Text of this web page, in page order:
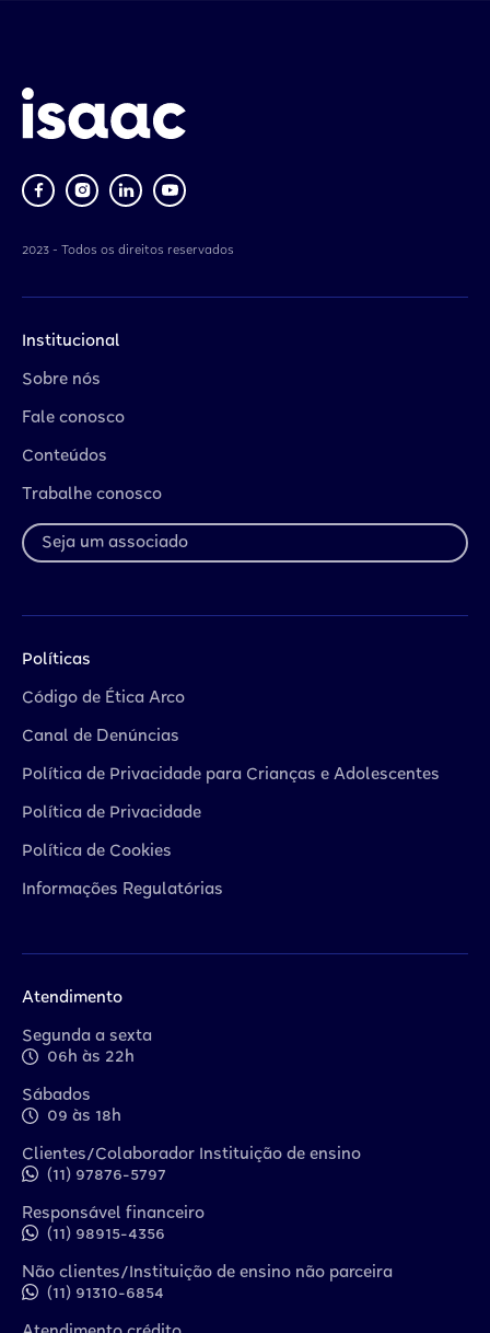
2023 - Todos os direitos reservados
Institucional
Sobre nós
Fale conosco
Conteúdos
Trabalhe conosco
Seja um associado
Políticas
Código de Ética Arco
Canal de Denúncias
Política de Privacidade para Crianças e Adolescentes
Política de Privacidade
Política de Cookies
Informações Regulatórias
Atendimento
Segunda a sexta
06h às 22h
Sábados
09 às 18h
Clientes/Colaborador Instituição de ensino
(11) 97876-5797
Responsável financeiro
(11) 98915-4356
Não clientes/Instituição de ensino não parceira
(11) 91310-6854